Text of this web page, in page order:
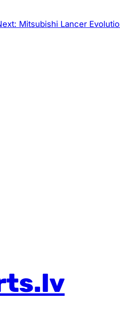
Mitsubishi Lancer